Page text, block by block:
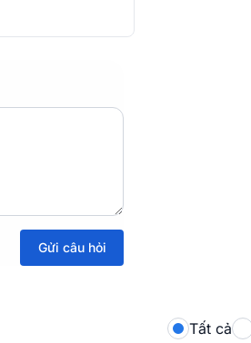
âm chân thực,
Gửi câu hỏi
Tất cả